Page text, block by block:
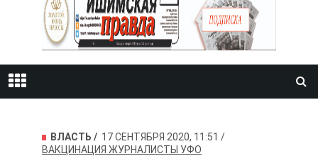
ВЛАСТЬ
17 СЕНТЯБРЯ 2020, 11:51
ВАКЦИНАЦИЯ ЖУРНАЛИСТЫ УФО